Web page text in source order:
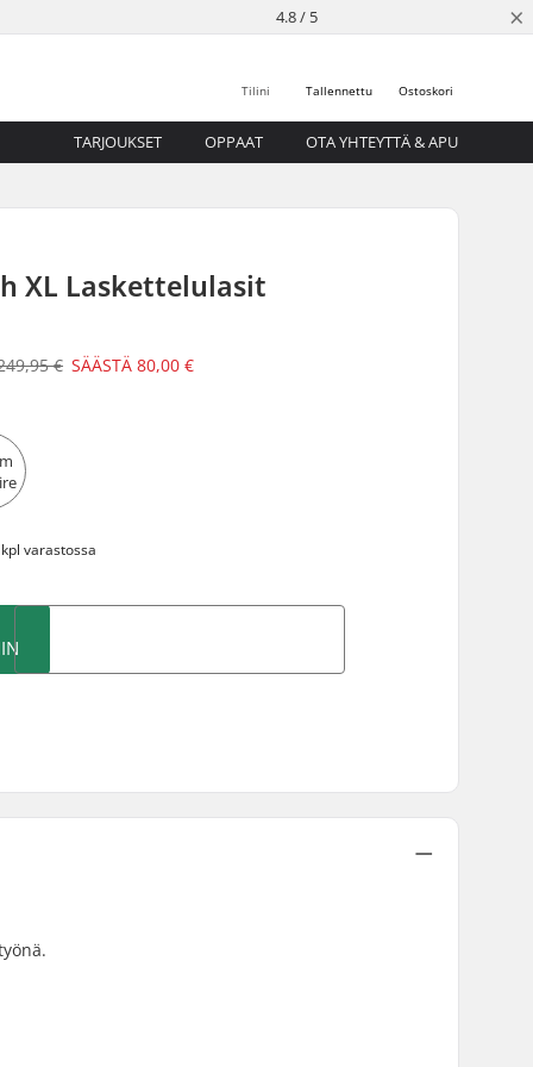
4.8 / 5 ×
Ostoskori
Tallennettu
Tilini
TARJOUKSET OPPAAT OTA YHTEYTTÄ & APU
XL Laskettelulasit
€ SÄÄSTÄ80,00 €
varastossa